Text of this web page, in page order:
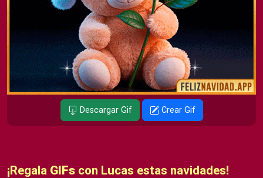
Descargar Gif Crear Gif
¡Regala GIFs con Lucas estas navidades!